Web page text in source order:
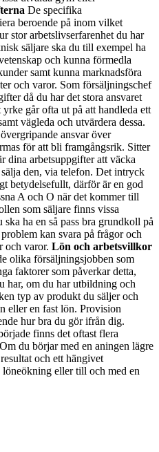
De specifika
beroende på inom vilket
stor arbetslivserfarenhet du har
säljare ska du till exempel ha
och kunna förmedla
samt kunna marknadsföra
och varor. Som försäljningschef
då du har det stora ansvaret
går ofta ut på att handleda ett
vägleda och utvärdera dessa.
ansvar över
för att bli framgångsrik. Sitter
dina arbetsuppgifter att väcka
den, via telefon. Det intryck
betydelsefullt, därför är en god
A och O när det kommer till
som säljare finns vissa
ha en så pass bra grundkoll på
kan svara på frågor och
och varor. Lön och arbetsvillkor
olika försäljningsjobben som
faktorer som påverkar detta,
har, om du har utbildning och
typ av produkt du säljer och
eller en fast lön. Provision
hur bra du gör ifrån dig.
finns det oftast flera
du börjar med en aningen lägre
och ett hängivet
eller till och med en